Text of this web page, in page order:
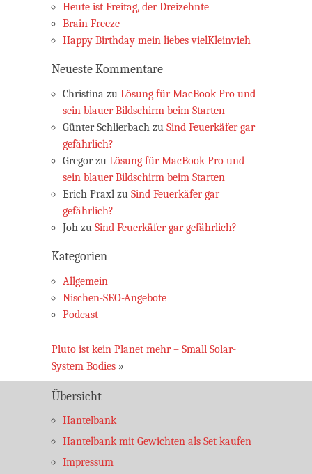
Heute ist Freitag, der Dreizehnte
Brain Freeze
Happy Birthday mein liebes vielKleinvieh
Neueste Kommentare
Christina zu Lösung für MacBook Pro und
sein blauer Bildschirm beim Starten
Günter Schlierbach zu Sind Feuerkäfer gar
gefährlich?
Gregorzu Lösung für MacBook Pro und
sein blauer Bildschirm beim Starten
Erich Praxl zu Sind Feuerkäfer gar
gefährlich?
Joh zu Sind Feuerkäfer gar gefährlich?
Kategorien
Allgemein
Nischen-SEO-Angebote
Podcast
Pluto ist kein Planet mehr – Small Solar-
System Bodies »
Übersicht
Hantelbank
Hantelbank mit Gewichten als Set kaufen
Impressum